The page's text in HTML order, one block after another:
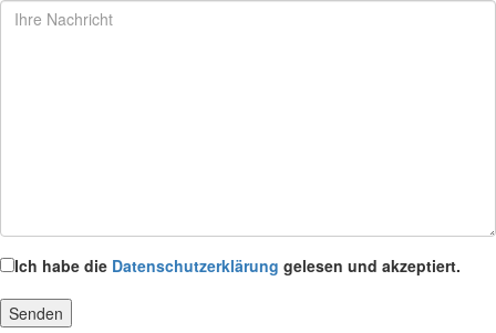
Ich habe die Datenschutzerklärung gelesen und akzeptiert.